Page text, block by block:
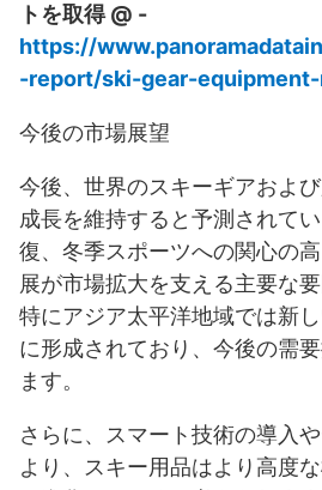
トを取得 @ -
https://
-report/ski-gear-
今後の市場展望
今後、世界のスキーギアおよ
成長を維持すると予測されて
復、冬季スポーツへの関心の
展が市場拡大を支える主要な
特にアジア太平洋地域では新
に形成されており、今後の需
ます。
さらに、スマート技術の導入
より、スキー用品はより高度